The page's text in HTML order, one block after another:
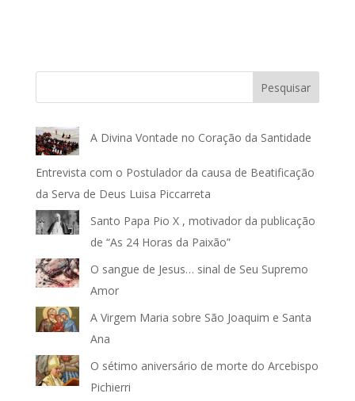
Pesquisar
A Divina Vontade no Coração da Santidade
Entrevista com o Postulador da causa de Beatificação
da Serva de Deus Luisa Piccarreta
Santo Papa Pio X , motivador da publicação
de “As 24 Horas da Paixão”
O sangue de Jesus… sinal de Seu Supremo
Amor
A Virgem Maria sobre São Joaquim e Santa
Ana
O sétimo aniversário de morte do Arcebispo
Pichierri